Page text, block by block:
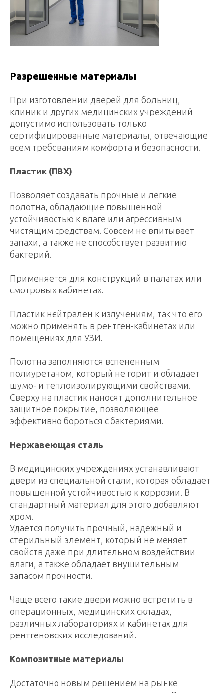
Разрешенные материалы
При изготовлении дверей для больниц,
клиник и других медицинских учреждений
допустимо использовать только
сертифицированные материалы, отвечающие
всем требованиям комфорта и безопасности.
Пластик (ПВХ)
Позволяет создавать прочные и легкие
полотна, обладающие повышенной
устойчивостью к влаге или агрессивным
чистящим средствам. Совсем не впитывает
запахи, а также не способствует развитию
бактерий.
Применяется для конструкций в палатах или
смотровых кабинетах.
Пластик нейтрален к излучениям, так что его
можно применять в рентген-кабинетах или
помещениях для УЗИ.
Полотна заполняются вспененным
полиуретаном, который не горит и обладает
шумо- и теплоизолирующими свойствами.
Сверху на пластик наносят дополнительное
защитное покрытие, позволяющее
эффективно бороться с бактериями.
Нержавеющая сталь
В медицинских учреждениях устанавливают
двери из специальной стали, которая обладает
повышенной устойчивостью к коррозии. В
стандартный материал для этого добавляют
хром.
Удается получить прочный, надежный и
стерильный элемент, который не меняет
свойств даже при длительном воздействии
влаги, а также обладает внушительным
запасом прочности.
Чаще всего такие двери можно встретить в
операционных, медицинских складах,
различных лабораториях и кабинетах для
рентгеновских исследований.
Композитные материалы
Достаточно новым решением на рынке